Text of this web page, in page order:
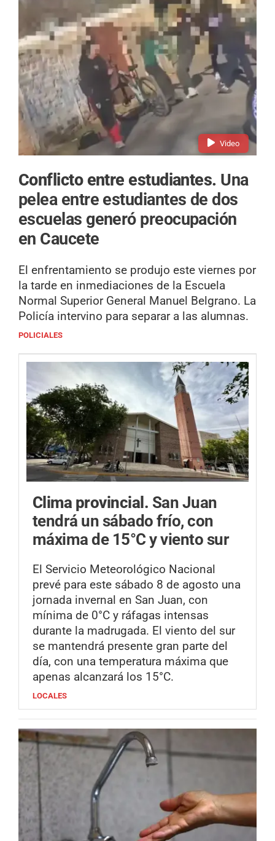
Video
Conflicto entre estudiantes. Una
pelea entre estudiantes de dos
escuelas generó preocupación
en Caucete
El enfrentamiento se produjo este viernes por
la tarde en inmediaciones de la Escuela
Normal Superior General Manuel Belgrano. La
Policía intervino para separar a las alumnas.
POLICIALES
Clima provincial. San Juan
tendrá un sábado frío, con
máxima de 15°C y viento sur
El Servicio Meteorológico Nacional
prevé para este sábado 8 de agosto una
jornada invernal en San Juan, con
mínima de 0°C y ráfagas intensas
durante la madrugada. El viento del sur
se mantendrá presente gran parte del
día, con una temperatura máxima que
apenas alcanzará los 15°C.
LOCALES